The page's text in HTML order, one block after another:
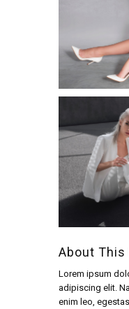
About
Lorem ipsum
adipiscing elit.
enim leo,